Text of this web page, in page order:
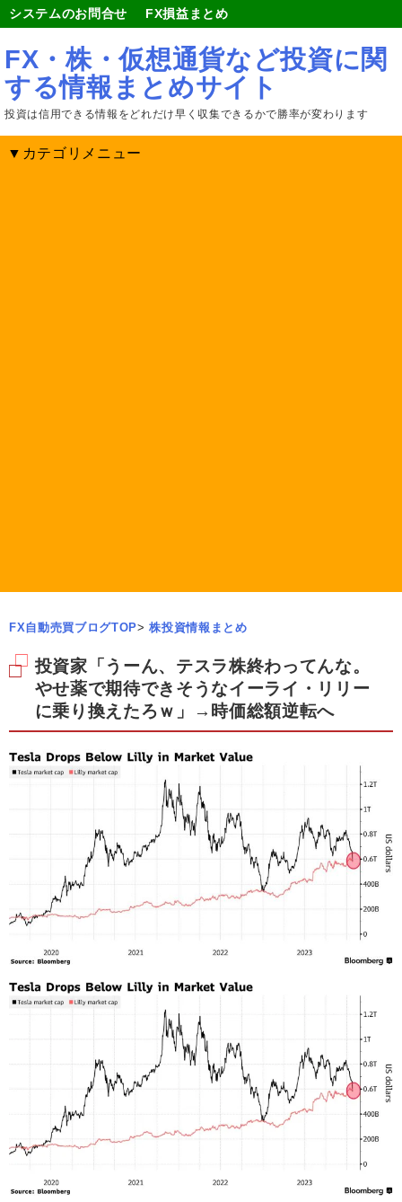
システムのお問合せ FX損益まとめ
FX・株・仮想通貨など投資に関
する情報まとめサイト
投資は信用できる情報をどれだけ早く収集できるかで勝率が変わります
▼カテゴリメニュー
FX自動売買ブログTOP> 株投資情報まとめ
投資家「うーん、テスラ株終わってんな。
やせ薬で期待できそうなイーライ・リリー
に乗り換えたろｗ」→時価総額逆転へ